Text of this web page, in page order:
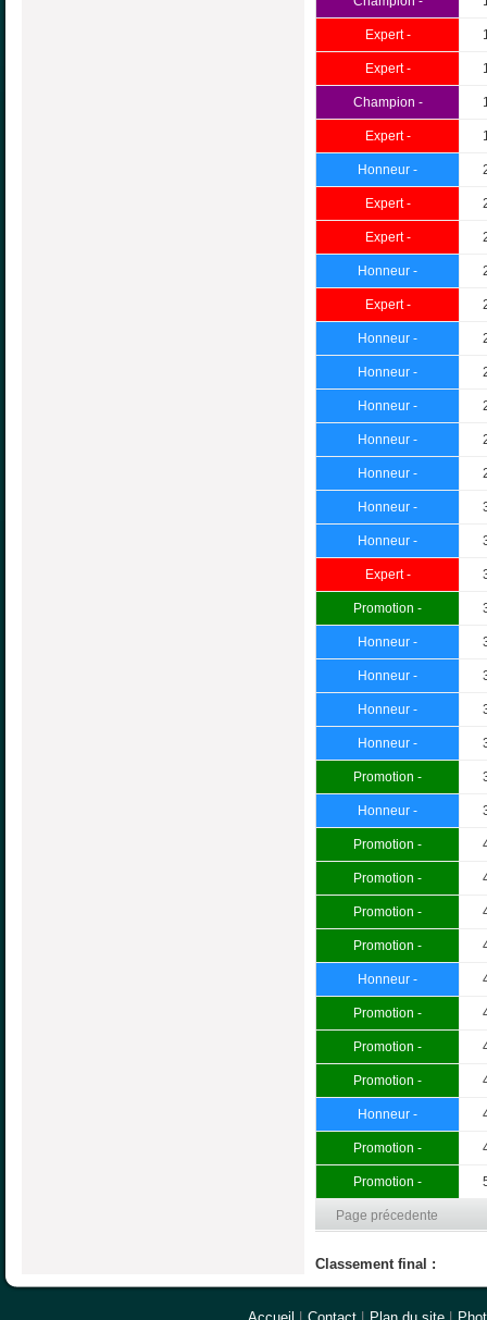
Expert -
Expert -
Champion -
Expert -
Honneur -
Expert -
Expert -
Honneur -
Expert -
Honneur -
Honneur -
Honneur -
Honneur -
Honneur -
Honneur -
Honneur -
Expert -
Promotion -
Honneur -
Honneur -
Honneur -
Honneur -
Promotion -
Honneur -
Promotion -
Promotion -
Promotion -
Promotion -
Honneur -
Promotion -
Promotion -
Promotion -
Honneur -
Promotion -
Promotion -
Page précedente
Classement final :